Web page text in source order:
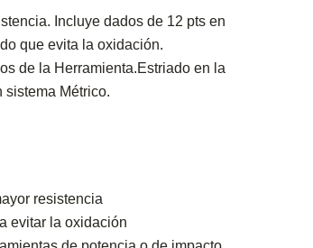
Incluye dados de 12 pts en
que evita la oxidación.
de la Herramienta.Estriado en la
sistema Métrico.
resistencia
evitar la oxidación